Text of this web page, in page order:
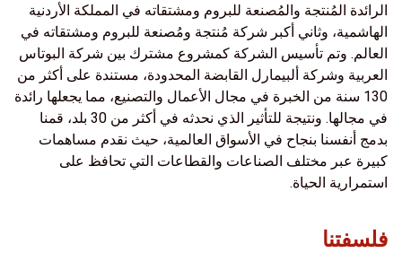
الرائدة المُنتجة والمُصنعة للبروم ومشتقاته في المملكة الأردنية
الهاشمية، وثاني أكبر شركة مُنتجة ومُصنعة للبروم ومشتقاته في
العالم. وتم تأسيس الشركة كمشروع مشترك بين شركة البوتاس
العربية وشركة ألبيمارل القابضة المحدودة، مستندة على أكثر من
130 سنة من الخبرة في مجال الأعمال والتصنيع، مما يجعلها رائدة
في مجالها. ونتيجة للتأثير الذي نحدثه في أكثر من 30 بلد، قمنا
بدمج أنفسنا بنجاح في الأسواق العالمية، حيث نقدم مساهمات
كبيرة عبر مختلف الصناعات والقطاعات التي تحافظ على
استمرارية الحياة.
فلسفتنا